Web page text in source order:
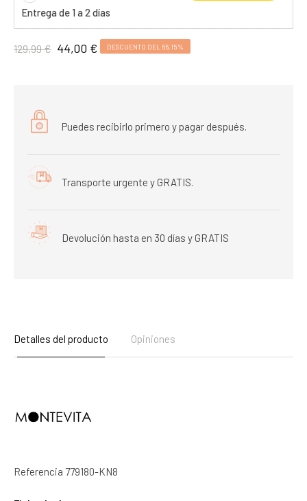
Entrega de 1 a 2 días
129,99 € 44,00 € DESCUENTO DEL 66,15%
Puedes recibirlo primero y pagar después.
Transporte urgente y GRATIS.
Devolución hasta en 30 días y GRATIS
Detalles del producto Opiniones
Referencia 779180-KN8